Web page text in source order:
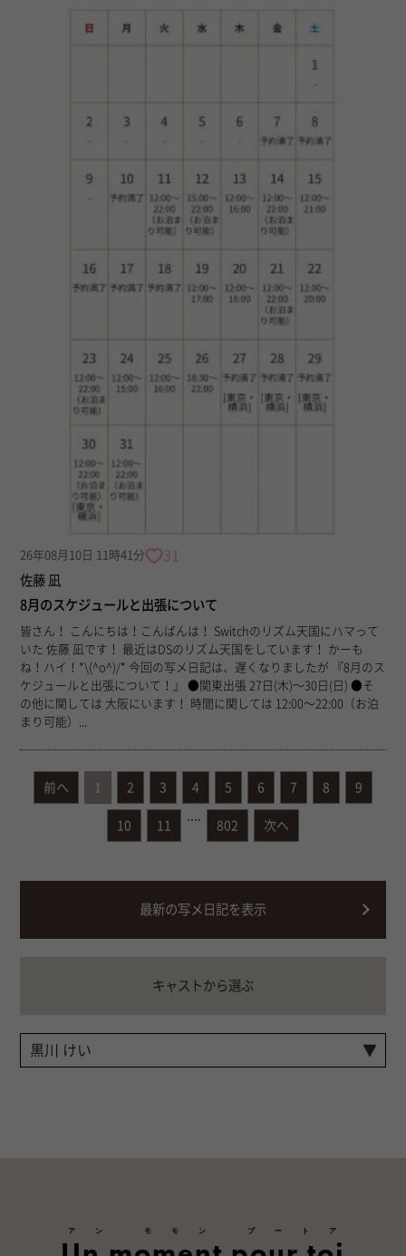
26年08月10日 11時41分 31
佐藤 凪
8月のスケジュールと出張について
皆さん！ こんにちは！こんばんは！ Switchのリズム天国にハマって
いた 佐藤 凪です！ 最近はDSのリズム天国をしています！ かーも
ね！ハイ！*\(^o^)/* 今回の写メ日記は、遅くなりましたが 『8月のス
ケジュールと出張について！』 ●関東出張 27日(木)〜30日(日) ●そ
の他に関しては 大阪にいます！ 時間に関しては 12:00〜22:00（お泊
まり可能）...
前へ 1 2 3 4 5 6 7 8 9
10 11 802 次へ
最新の写メ日記を表示
キャストから選ぶ
アン モモン プートア